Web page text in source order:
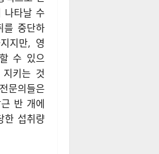
나타날 수
를 중단하
지만, 영
수 있으
키는 것
문의들은
반 개에
한 섭취량